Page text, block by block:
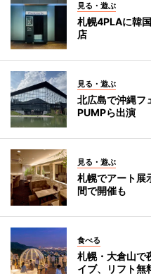
見る・遊ぶ
札幌4PLAに韓
店
見る・遊ぶ
北広島で沖縄
PUMPら出演
見る・遊ぶ
札幌でアート
間で開催も
食べる
札幌・大倉山
イブ、リフト無